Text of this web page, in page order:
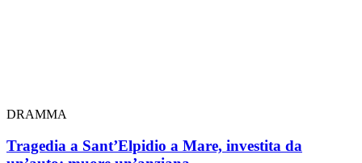
DRAMMA
Tragedia a Sant’Elpidio a Mare, investita da